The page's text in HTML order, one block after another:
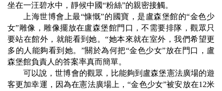
坐在一汪碧水中，靜候中國“粉絲”的親密接觸。
上海世博會上最“慷慨”的國寶，是盧森堡館的“金色少
女”雕像，雕像擺放在盧森堡館門口，不需要排隊，觀眾只
要站在館外，就能看到她。“她本來就在室外，我們希望更
多的人能夠看到她。 ”關於為何把“金色少女”放在門口，盧
森堡館負責人的答案率真而簡單。
可以說，世博會的觀眾，比能夠到盧森堡憲法廣場的遊
客更加幸運，因為在憲法廣場上，“金色少女”被安放在12米